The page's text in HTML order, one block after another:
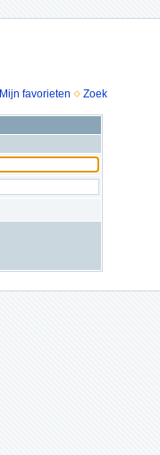
Mijn favorieten Zoek